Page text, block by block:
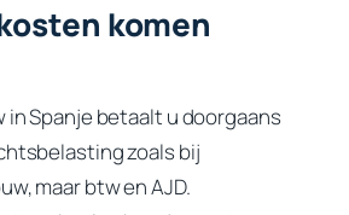
komen
in Spanje betaalt u doorgaans
zoals bij
maar btw en AJD.